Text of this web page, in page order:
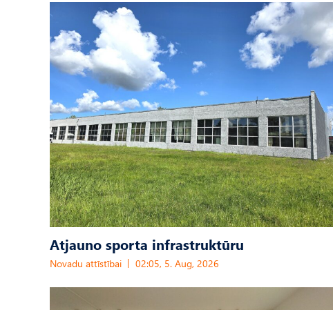
Atjauno sporta infrastruktūru
Novadu attīstībai 02:05, 5. Aug, 2026